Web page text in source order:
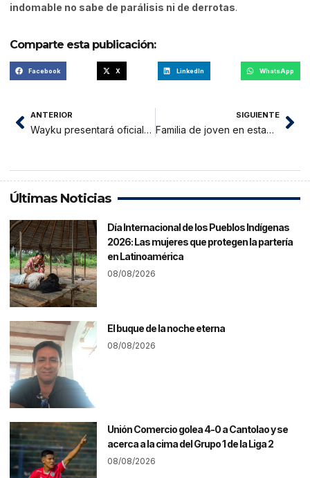
indomable no sabe de parálisis ni de derrotas.
Comparte esta publicación:
Facebook X LinkedIn WhatsApp
ANTERIOR
Wayku presentará oficialmente el álbum Selva Selva en Tarapoto
SIGUIENTE
Familia de joven en estado vegetal denuncia acoso telefónico de sujeto inescrupuloso
Últimas Noticias
Día Internacional de los Pueblos Indígenas
2026: Las mujeres que protegen la partería
en Latinoamérica
08/08/2026
El buque de la noche eterna
08/08/2026
Unión Comercio golea 4-0 a Cantolao y se
acerca a la cima del Grupo 1 de la Liga 2
08/08/2026